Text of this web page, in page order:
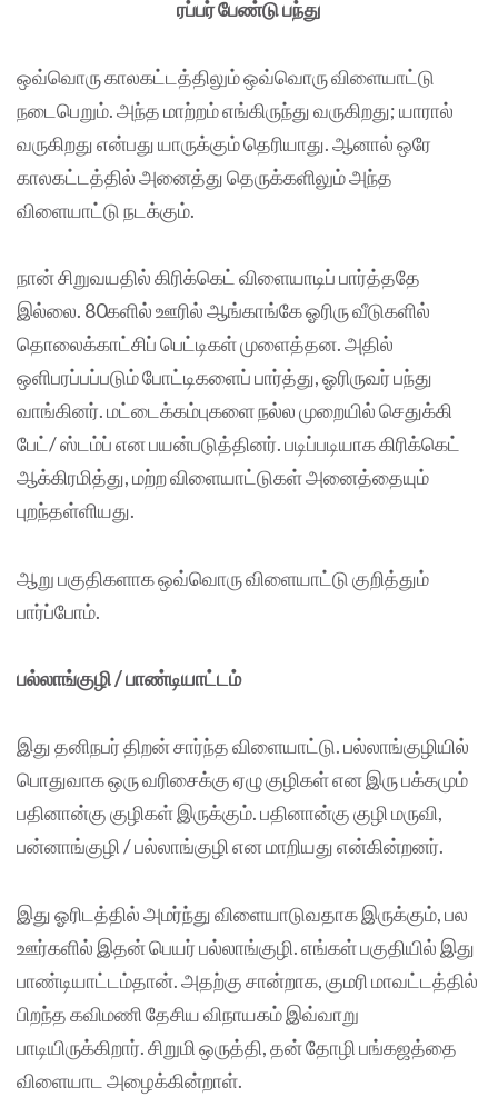
ரப்பர் பேண்டு பந்து
ஒவ்வொரு காலகட்டத்திலும் ஒவ்வொரு விளையாட்டு
நடைபெறும். அந்த மாற்றம் எங்கிருந்து வருகிறது; யாரால்
வருகிறது என்பது யாருக்கும் தெரியாது. ஆனால் ஒரே
காலகட்டத்தில் அனைத்து தெருக்களிலும் அந்த
விளையாட்டு நடக்கும்.
நான் சிறுவயதில் கிரிக்கெட் விளையாடிப் பார்த்ததே
இல்லை. 80களில் ஊரில் ஆங்காங்கே ஓரிரு வீடுகளில்
தொலைக்காட்சிப் பெட்டிகள் முளைத்தன. அதில்
ஒளிபரப்பப்படும் போட்டிகளைப் பார்த்து, ஓரிருவர் பந்து
வாங்கினர். மட்டைக்கம்புகளை நல்ல முறையில் செதுக்கி
பேட்/ ஸ்டம்ப் என பயன்படுத்தினர். படிப்படியாக கிரிக்கெட்
ஆக்கிரமித்து, மற்ற விளையாட்டுகள் அனைத்தையும்
புறந்தள்ளியது.
ஆறு பகுதிகளாக ஒவ்வொரு விளையாட்டு குறித்தும்
பார்ப்போம்.
பல்லாங்குழி / பாண்டியாட்டம்
இது தனிநபர் திறன் சார்ந்த விளையாட்டு. பல்லாங்குழியில்
பொதுவாக ஒரு வரிசைக்கு ஏழு குழிகள் என இரு பக்கமும்
பதினான்கு குழிகள் இருக்கும். பதினான்கு குழி மருவி,
பன்னாங்குழி / பல்லாங்குழி என மாறியது என்கின்றனர்.
இது ஓரிடத்தில் அமர்ந்து விளையாடுவதாக இருக்கும், பல
ஊர்களில் இதன் பெயர் பல்லாங்குழி. எங்கள் பகுதியில் இது
பாண்டியாட்டம்தான். அதற்கு சான்றாக, குமரி மாவட்டத்தில்
பிறந்த கவிமணி தேசிய விநாயகம் இவ்வாறு
பாடியிருக்கிறார். சிறுமி ஒருத்தி, தன் தோழி பங்கஜத்தை
விளையாட அழைக்கின்றாள்.